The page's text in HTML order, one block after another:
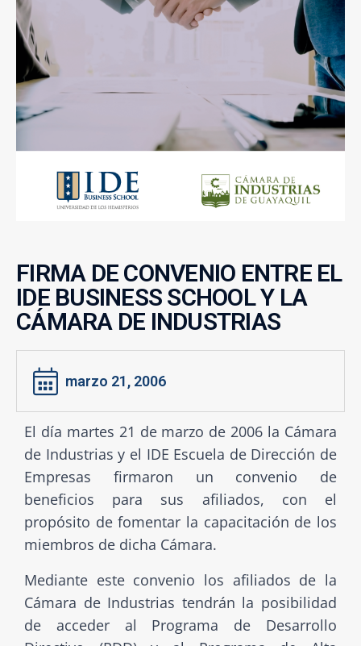
FIRMA DE CONVENIO ENTRE EL
IDE BUSINESS SCHOOL Y LA
CÁMARA DE INDUSTRIAS
marzo 21, 2006
El día martes 21 de marzo de 2006 la Cámara
de Industrias y el IDE Escuela de Dirección de
Empresas firmaron un convenio de
beneficios para sus afiliados, con el
propósito de fomentar la capacitación de los
miembros de dicha Cámara.
Mediante este convenio los afiliados de la
Cámara de Industrias tendrán la posibilidad
de acceder al Programa de Desarrollo